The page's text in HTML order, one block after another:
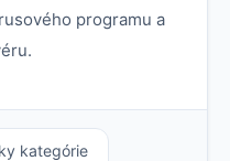
programu a
kategórie